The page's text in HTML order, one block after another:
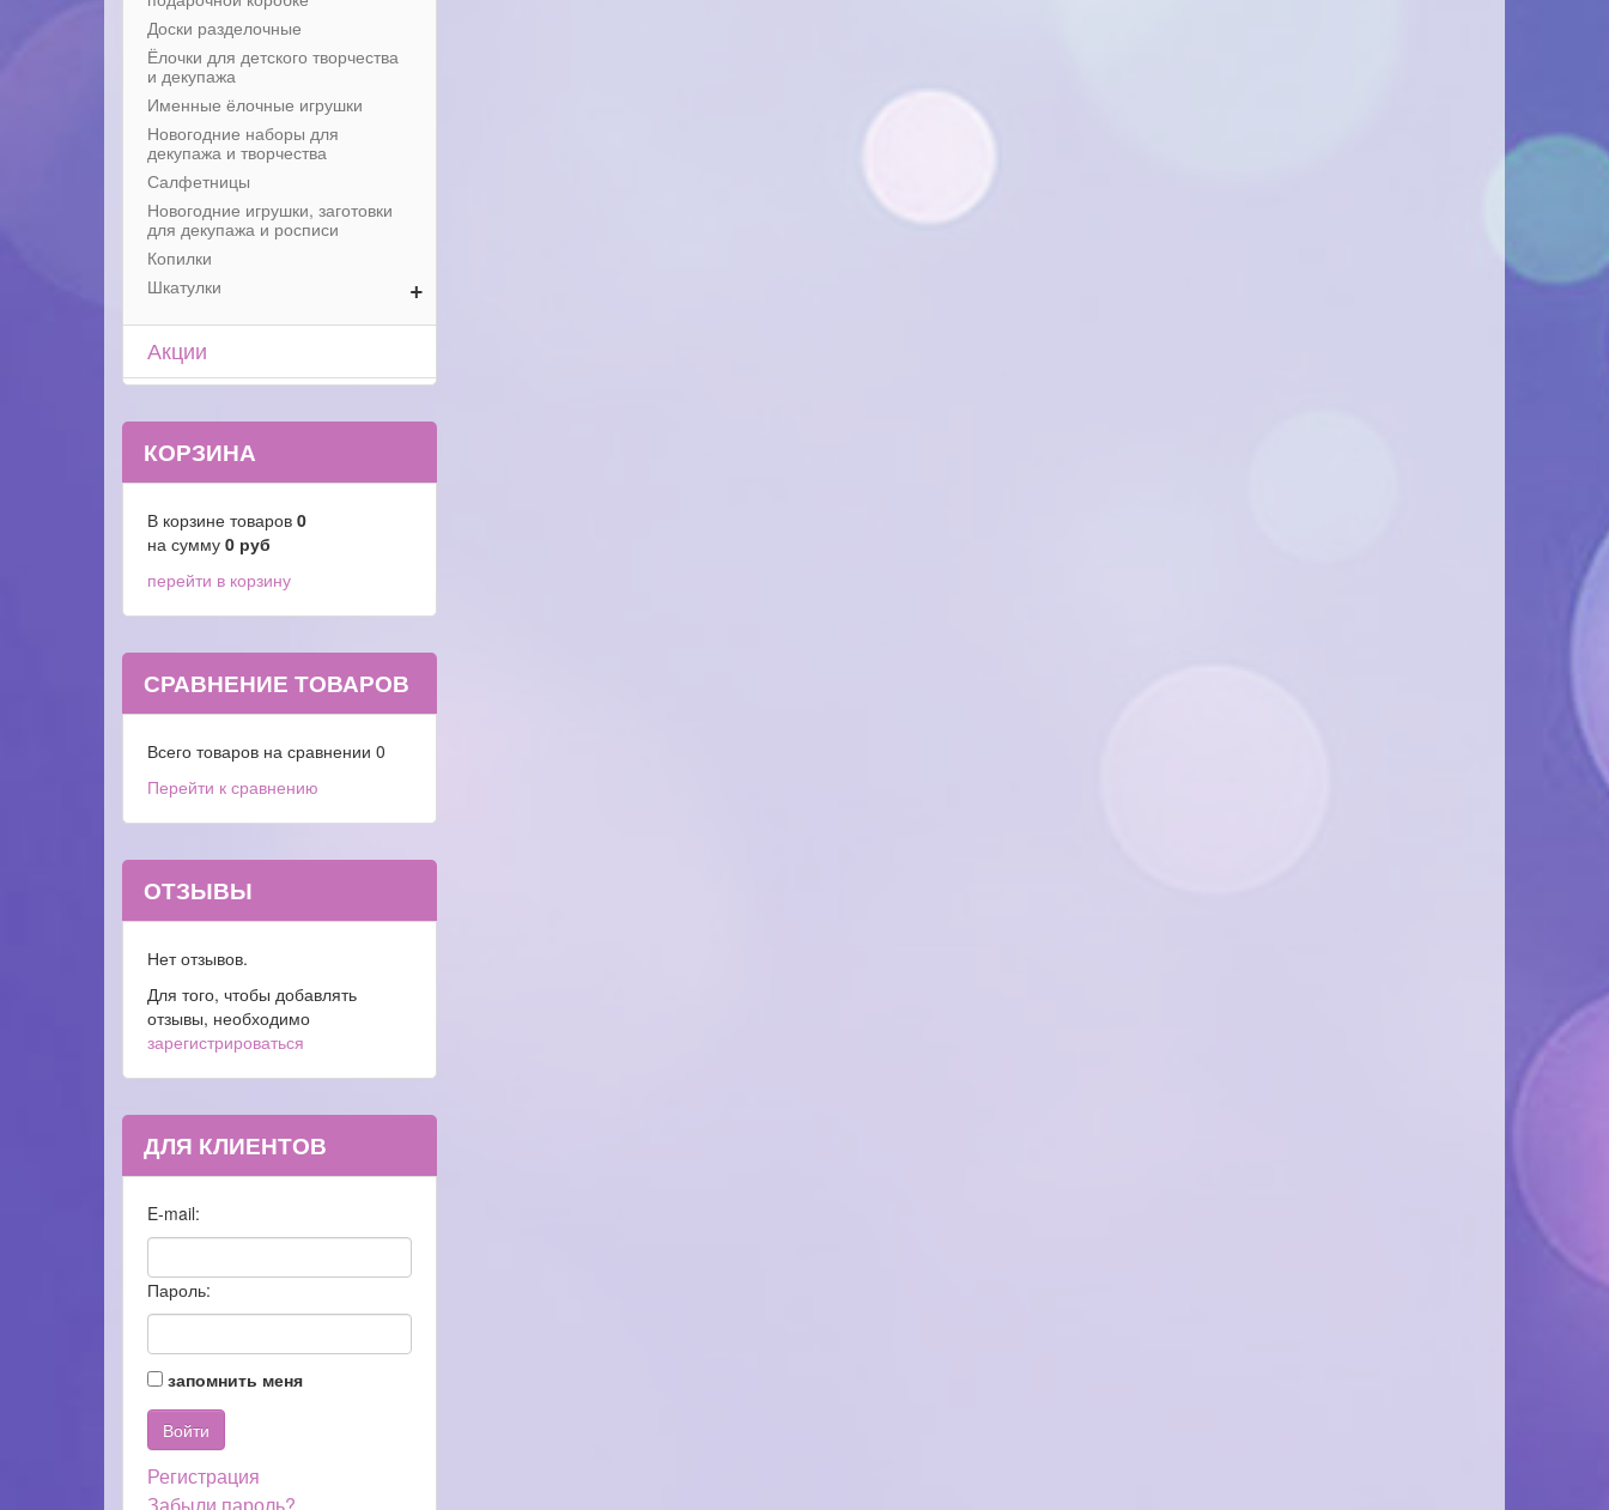
Доски разделочные
Ёлочки для детского творчества
и декупажа
Именные ёлочные игрушки
Новогодние наборы для
декупажа и творчества
Салфетницы
Новогодние игрушки, заготовки
для декупажа и росписи
Копилки
+
Шкатулки
Акции
КОРЗИНА
В корзине товаров 0
на сумму 0 руб
перейти в корзину
СРАВНЕНИЕ ТОВАРОВ
Всего товаров на сравнении 0
Перейти к сравнению
ОТЗЫВЫ
Нет отзывов.
Для того, чтобы добавлять
отзывы, необходимо
зарегистрироваться
ДЛЯ КЛИЕНТОВ
E-mail:
Пароль:
запомнить меня
Регистрация